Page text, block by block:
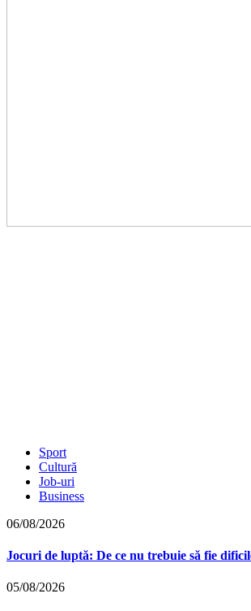
Sport
Cultură
Job-uri
Business
06/08/2026
Jocuri de luptă: De ce nu trebuie să fie
05/08/2026